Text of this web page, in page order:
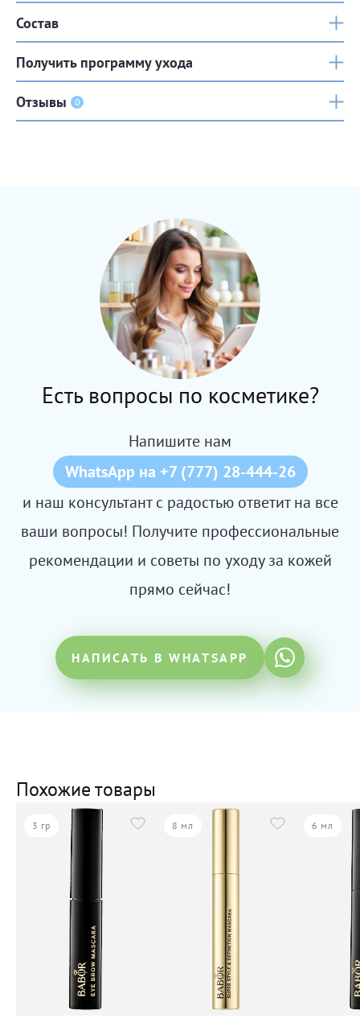
Состав
Получить программу ухода
Отзывы 0
Есть вопросы по косметике?
Напишите нам
WhatsApp на +7 (777) 28-444-26
и наш консультант с радостью ответит на все
ваши вопросы! Получите профессиональные
рекомендации и советы по уходу за кожей
прямо сейчас!
НАПИСАТЬ В WHATSAPP
Похожие товары
3 гр 8 мл 6 мл